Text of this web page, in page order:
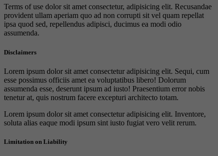
Terms of use dolor sit amet consectetur, adipisicing elit. Recusandae
provident ullam aperiam quo ad non corrupti sit vel quam repellat
ipsa quod sed, repellendus adipisci, ducimus ea modi odio
assumenda.
Disclaimers
Lorem ipsum dolor sit amet consectetur adipisicing elit. Sequi, cum
esse possimus officiis amet ea voluptatibus libero! Dolorum
assumenda esse, deserunt ipsum ad iusto! Praesentium error nobis
tenetur at, quis nostrum facere excepturi architecto totam.
Lorem ipsum dolor sit amet consectetur adipisicing elit. Inventore,
soluta alias eaque modi ipsum sint iusto fugiat vero velit rerum.
Limitation on Liability